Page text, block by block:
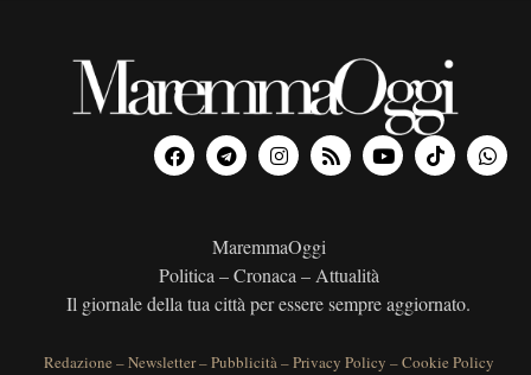
MaremmaOggi
Politica – Cronaca – Attualità
Il giornale della tua città per essere sempre aggiornato.
Redazione –Newsletter–Pubblicità–Privacy Policy –Cookie Policy